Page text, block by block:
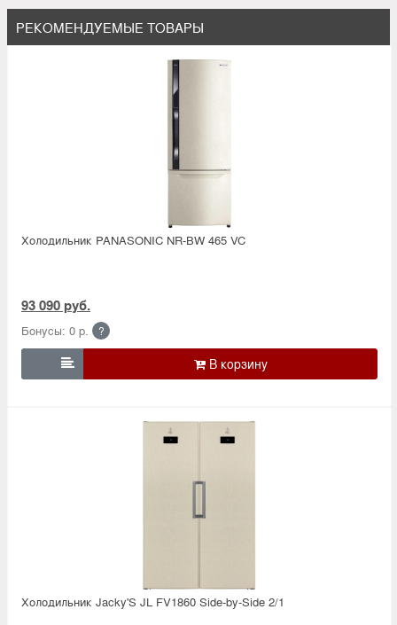
РЕКОМЕНДУЕМЫЕ ТОВАРЫ
Холодильник PANASONIC NR-BW 465 VC
93 090 руб.
Бонусы: 0 р. ?

Холодильник Jacky'S JL FV1860 Side-by-Side 2/1